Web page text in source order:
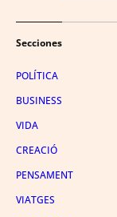
Secciones
POLÍTICA
BUSINESS
VIDA
CREACIÓ
PENSAMENT
VIATGES